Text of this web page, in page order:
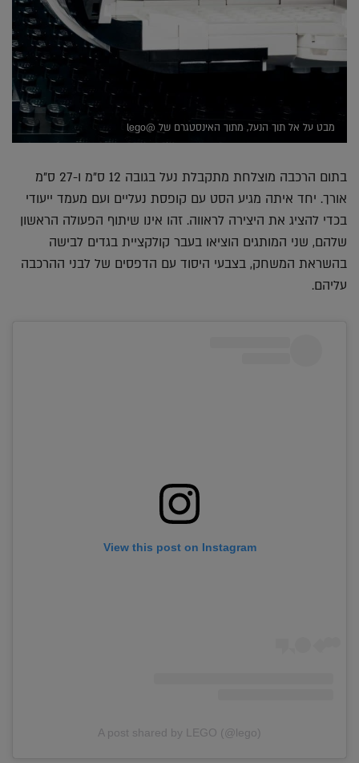
מבט על אל תוך הנעל, מתוך האינסטגרם של @lego
בתום הרכבה מוצלחת מתקבלת נעל בגובה 12 ס"מ ו-27 ס"מ
אורך. יחד איתה מגיע הסט עם קופסת נעליים ועם מעמד ייעודי
בכדי להציג את היצירה לראווה. זהו אינו שיתוף הפעולה הראשון
שלהם, שני המותגים הוציאו בעבר קולקציית בגדים לבישה
בהשראת המשחק, בצבעי היסוד עם הדפסים של לבני ההרכבה
עליהם.
View this post on Instagram
A post shared by LEGO (@lego)